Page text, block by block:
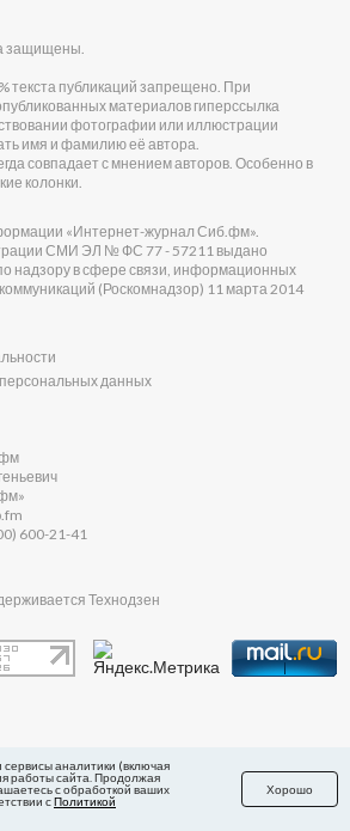
защищены.
текста публикаций запрещено. При
материалов гиперссылка
фотографии или иллюстрации
имя и фамилию её автора.
совпадает с мнением авторов. Особенно в
колонки.
«Интернет-журнал Сиб.фм».
СМИ ЭЛ № ФС 77 - 57211 выдано
надзору в сфере связи, информационных
(Роскомнадзор) 11 марта 2014
данных
600-21-41
Технодзен
аналитики (включая
работы сайта. Продолжая
с обработкой ваших
сПолитикой
Хорошо